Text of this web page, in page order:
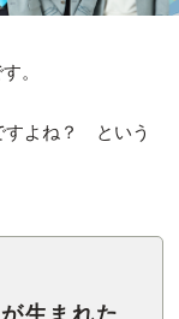
。
すよね？ という
生まれた